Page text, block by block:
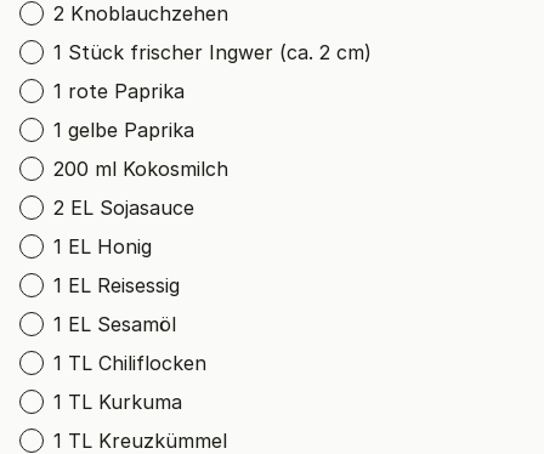
2 Knoblauchzehen
1 Stück frischer Ingwer (ca. 2 cm)
1 rote Paprika
1 gelbe Paprika
200 ml Kokosmilch
2 EL Sojasauce
1 EL Honig
1 EL Reisessig
1 EL Sesamöl
1 TL Chiliflocken
1 TL Kurkuma
1 TL Kreuzkümmel